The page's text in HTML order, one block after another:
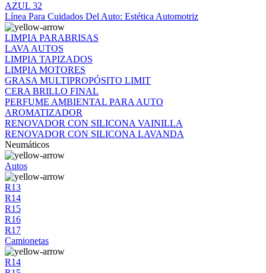
AZUL 32
Línea Para Cuidados Del Auto: Estética Automotriz
LIMPIA PARABRISAS
LAVA AUTOS
LIMPIA TAPIZADOS
LIMPIA MOTORES
GRASA MULTIPROPÓSITO LIMIT
CERA BRILLO FINAL
PERFUME AMBIENTAL PARA AUTO
AROMATIZADOR
RENOVADOR CON SILICONA VAINILLA
RENOVADOR CON SILICONA LAVANDA
Neumáticos
Autos
R13
R14
R15
R16
R17
Camionetas
R14